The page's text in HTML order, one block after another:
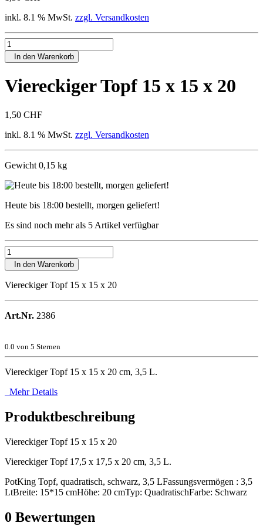
inkl. 8.1 % MwSt. zzgl. Versandkosten
In den Warenkorb
Viereckiger Topf 15 x 15 x 20
1,50 CHF
inkl. 8.1 % MwSt. zzgl. Versandkosten
Gewicht 0,15 kg
Heute bis 18:00 bestellt, morgen geliefert!
Es sind noch mehr als 5 Artikel verfügbar
In den Warenkorb
Viereckiger Topf 15 x 15 x 20
Art.Nr. 2386
0.0 von 5 Sternen
Viereckiger Topf 15 x 15 x 20 cm, 3,5 L.
Mehr Details
Produktbeschreibung
Viereckiger Topf 15 x 15 x 20
Viereckiger Topf 17,5 x 17,5 x 20 cm, 3,5 L.
PotKing Topf, quadratisch, schwarz, 3,5 LFassungsvermögen : 3,5
LtBreite: 15*15 cmHöhe: 20 cmTyp: QuadratischFarbe: Schwarz
0 Bewertungen